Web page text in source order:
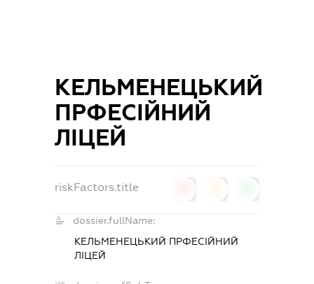
КЕЛЬМЕНЕЦЬКИЙ
ПРФЕСІЙНИЙ
ЛІЦЕЙ
riskFactors.title
dossier.fullName:
КЕЛЬМЕНЕЦЬКИЙ ПРФЕСІЙНИЙ
ЛІЦЕЙ